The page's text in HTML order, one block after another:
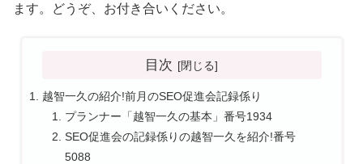
ます。どうぞ、お付き合いください。
目次
越智一久の紹介!前月のSEO促進会記録係り
プランナー「越智一久の基本」番号1934
SEO促進会の記録係りの越智一久を紹介!番号
5088